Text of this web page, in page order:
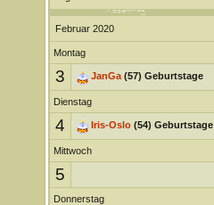
Februar 2020
Montag
3 JanGa(57) Geburtstage
Dienstag
4 Iris-Oslo(54) Geburtstage
Mittwoch
5
Donnerstag